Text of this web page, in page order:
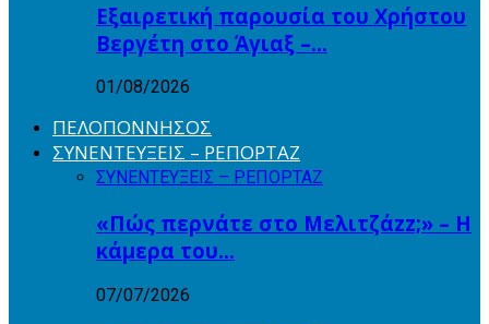
Εξαιρετική παρουσία του Χρήστου
Βεργέτη στο Άγιαξ –…
01/08/2026
ΠΕΛΟΠΟΝΝΗΣΟΣ
ΣΥΝΕΝΤΕΥΞΕΙΣ – ΡΕΠΟΡΤΑΖ
ΣΥΝΕΝΤΕΥΞΕΙΣ – ΡΕΠΟΡΤΑΖ
«Πώς περνάτε στο Μελιτζάzz;» – Η
κάμερα του…
07/07/2026